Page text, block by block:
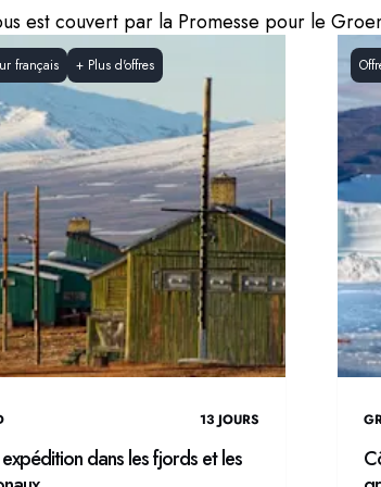
est couvert par la Promesse pour le
français + Plus d'offres
13 JOURS
dans les fjords et les